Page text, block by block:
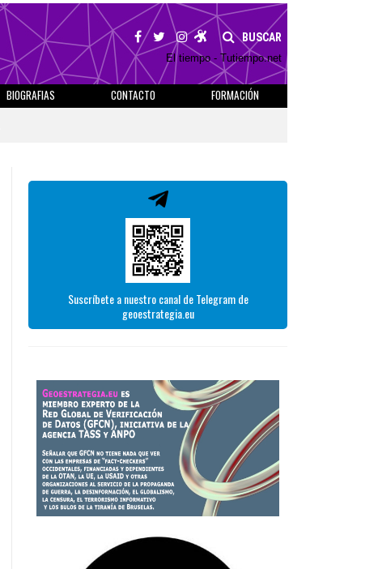
BUSCAR
El tiempo - Tutiempo.net
BIOGRAFIAS CONTACTO
FORMACIÓN
Suscríbete a nuestro canal de Telegram de
geoestrategia.eu